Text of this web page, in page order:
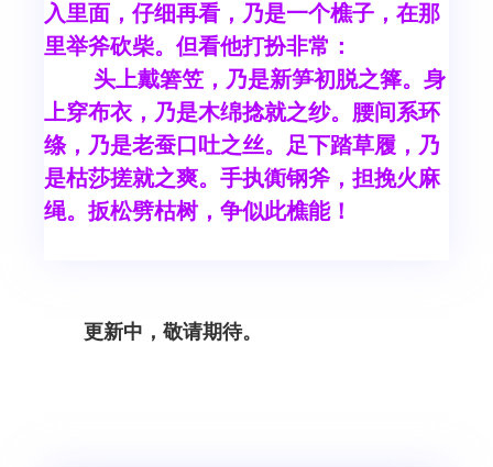
入里面，仔细再看，乃是一个樵子，在那
里举斧砍柴。但看他打扮非常：
头上戴箬笠，乃是新笋初脱之箨。身
上穿布衣，乃是木绵捻就之纱。腰间系环
绦，乃是老蚕口吐之丝。足下踏草履，乃
是枯莎搓就之爽。手执衠钢斧，担挽火麻
绳。扳松劈枯树，争似此樵能！
更新中，敬请期待。